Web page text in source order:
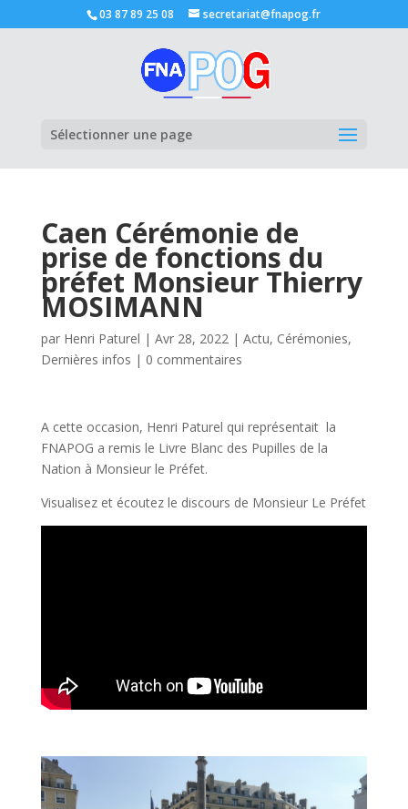
03 87 89 25 08 secretariat@fnapog.fr
Sélectionner une page
Caen Cérémonie de
prise de fonctions du
préfet Monsieur Thierry
MOSIMANN
par Henri Paturel | Avr 28, 2022| Actu, Cérémonies,
Dernières infos | 0 commentaires
A cette occasion, Henri Paturel qui représentait la
FNAPOG a remis le Livre Blanc des Pupilles de la
Nation à Monsieur le Préfet.
Visualisez et écoutez le discours de Monsieur Le Préfet